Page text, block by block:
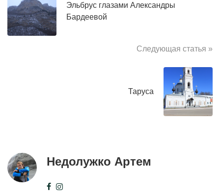
Эльбрус глазами Александры
Бардеевой
Следующая статья »
Таруса
Недолужко Артем